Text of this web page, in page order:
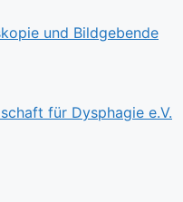
und Bildgebende
für Dysphagie e.V.